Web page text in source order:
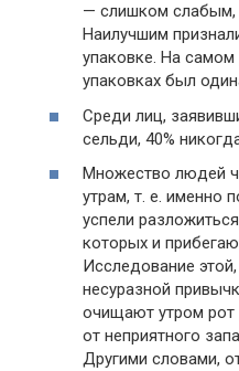
— слишком слабым,
Наилучшим
упаковке. На
упаковках был
Среди лиц,
сельди, 40%
Множество людей
утрам, т. е. именно
успели
которых и
Исследование
несуразной
очищают утром рот
от неприятного
Другими словами,